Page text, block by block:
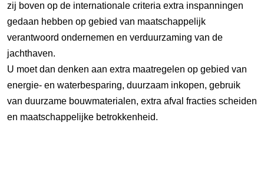
zij boven op de internationale criteria extra inspanningen
gedaan hebben op gebied van maatschappelijk
verantwoord ondernemen en verduurzaming van de
jachthaven.
U moet dan denken aan extra maatregelen op gebied van
energie- en waterbesparing, duurzaam inkopen, gebruik
van duurzame bouwmaterialen, extra afval fracties scheiden
en maatschappelijke betrokkenheid.